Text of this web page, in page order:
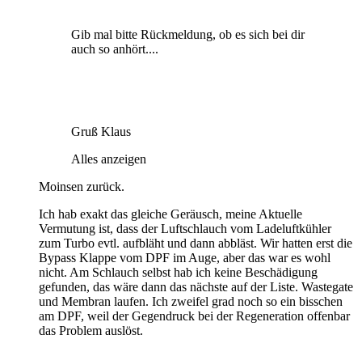
Gib mal bitte Rückmeldung, ob es sich bei dir
auch so anhört....
Gruß Klaus
Alles anzeigen
Moinsen zurück.
Ich hab exakt das gleiche Geräusch, meine Aktuelle
Vermutung ist, dass der Luftschlauch vom Ladeluftkühler
zum Turbo evtl. aufbläht und dann abbläst. Wir hatten erst die
Bypass Klappe vom DPF im Auge, aber das war es wohl
nicht. Am Schlauch selbst hab ich keine Beschädigung
gefunden, das wäre dann das nächste auf der Liste. Wastegate
und Membran laufen. Ich zweifel grad noch so ein bisschen
am DPF, weil der Gegendruck bei der Regeneration offenbar
das Problem auslöst.